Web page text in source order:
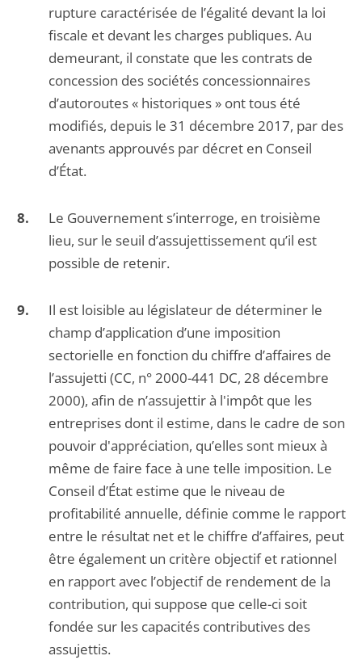
rupture caractérisée de l’égalité devant la loi
fiscale et devant les charges publiques. Au
demeurant, il constate que les contrats de
concession des sociétés concessionnaires
d’autoroutes « historiques » ont tous été
modifiés, depuis le 31 décembre 2017, par des
avenants approuvés par décret en Conseil
d’État.
Le Gouvernement s’interroge, en troisième
lieu, sur le seuil d’assujettissement qu’il est
possible de retenir.
Il est loisible au législateur de déterminer le
champ d’application d’une imposition
sectorielle en fonction du chiffre d’affaires de
l’assujetti (CC, n° 2000-441 DC, 28 décembre
2000), afin de n’assujettir à l'impôt que les
entreprises dont il estime, dans le cadre de son
pouvoir d'appréciation, qu’elles sont mieux à
même de faire face à une telle imposition. Le
Conseil d’État estime que le niveau de
profitabilité annuelle, définie comme le rapport
entre le résultat net et le chiffre d’affaires, peut
être également un critère objectif et rationnel
en rapport avec l’objectif de rendement de la
contribution, qui suppose que celle-ci soit
fondée sur les capacités contributives des
assujettis.